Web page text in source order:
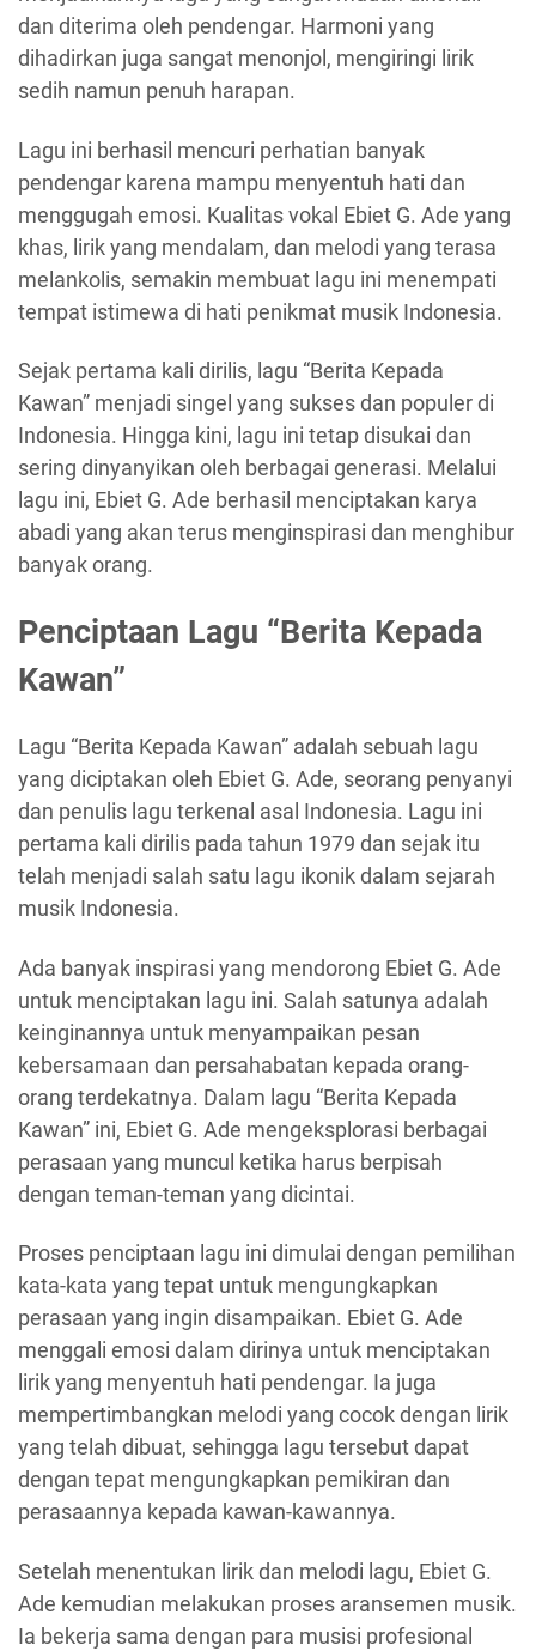
dan diterima oleh pendengar. Harmoni yang
dihadirkan juga sangat menonjol, mengiringi lirik
sedih namun penuh harapan.
Lagu ini berhasil mencuri perhatian banyak
pendengar karena mampu menyentuh hati dan
menggugah emosi. Kualitas vokal Ebiet G. Ade yang
khas, lirik yang mendalam, dan melodi yang terasa
melankolis, semakin membuat lagu ini menempati
tempat istimewa di hati penikmat musik Indonesia.
Sejak pertama kali dirilis, lagu “Berita Kepada
Kawan” menjadi singel yang sukses dan populer di
Indonesia. Hingga kini, lagu ini tetap disukai dan
sering dinyanyikan oleh berbagai generasi. Melalui
lagu ini, Ebiet G. Ade berhasil menciptakan karya
abadi yang akan terus menginspirasi dan menghibur
banyak orang.
Penciptaan Lagu “Berita Kepada
Kawan”
Lagu “Berita Kepada Kawan” adalah sebuah lagu
yang diciptakan oleh Ebiet G. Ade, seorang penyanyi
dan penulis lagu terkenal asal Indonesia. Lagu ini
pertama kali dirilis pada tahun 1979 dan sejak itu
telah menjadi salah satu lagu ikonik dalam sejarah
musik Indonesia.
Ada banyak inspirasi yang mendorong Ebiet G. Ade
untuk menciptakan lagu ini. Salah satunya adalah
keinginannya untuk menyampaikan pesan
kebersamaan dan persahabatan kepada orang-
orang terdekatnya. Dalam lagu “Berita Kepada
Kawan” ini, Ebiet G. Ade mengeksplorasi berbagai
perasaan yang muncul ketika harus berpisah
dengan teman-teman yang dicintai.
Proses penciptaan lagu ini dimulai dengan pemilihan
kata-kata yang tepat untuk mengungkapkan
perasaan yang ingin disampaikan. Ebiet G. Ade
menggali emosi dalam dirinya untuk menciptakan
lirik yang menyentuh hati pendengar. Ia juga
mempertimbangkan melodi yang cocok dengan lirik
yang telah dibuat, sehingga lagu tersebut dapat
dengan tepat mengungkapkan pemikiran dan
perasaannya kepada kawan-kawannya.
Setelah menentukan lirik dan melodi lagu, Ebiet G.
Ade kemudian melakukan proses aransemen musik.
Ia bekerja sama dengan para musisi profesional